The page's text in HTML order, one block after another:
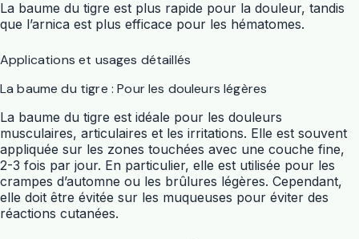
La baume du tigre est plus rapide pour la douleur, tandis
que l’arnica est plus efficace pour les hématomes.
Applications et usages détaillés
La baume du tigre : Pour les douleurs légères
La baume du tigre est idéale pour les douleurs
musculaires, articulaires et les irritations. Elle est souvent
appliquée sur les zones touchées avec une couche fine,
2-3 fois par jour. En particulier, elle est utilisée pour les
crampes d’automne ou les brûlures légères. Cependant,
elle doit être évitée sur les muqueuses pour éviter des
réactions cutanées.